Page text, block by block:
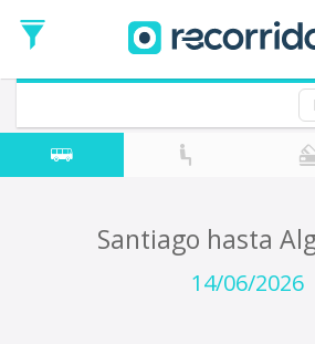
de
Ida
Vuelta (opcional)
Fecha
de
Santiago hasta
14/06/2026